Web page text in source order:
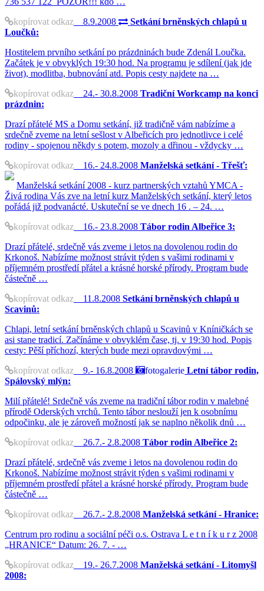
kopírovat odkaz 8.9.2008
Setkání brněnských chlapů u
Loučků:
Hostitelem prvního setkání po prázdninách bude Zdenál Loučka.
Začátek je v obvyklých 19:30 hod. Na programu je sdílení (jak jde
život), modlitba, bubnování atd. Popis cesty najdete na …
kopírovat odkaz 24.- 30.8.2008 Tradiční Workcamp na konci
prázdnin:
Drazí přátelé MS a Domu setkání, již tradičně vám nabízíme a
srdečně zveme na letní sešlost v Albeřicích pro jednotlivce i celé
rodiny - spojenou někdy s potem, mozoly a dřinou - vždycky …
kopírovat odkaz 16.- 24.8.2008 Manželská setkání - Třešť:
Manželská setkání 2008 - kurz partnerských vztahů YMCA -
Živá rodina Vás zve na letní kurz Manželských setkání, který letos
pořádá již podvanácté. Uskuteční se ve dnech 16 . – 24. …
kopírovat odkaz 16.- 23.8.2008 Tábor rodin Albeřice 3:
Drazí přátelé, srdečně vás zveme i letos na dovolenou rodin do
Krkonoš. Nabízíme možnost strávit týden s vašimi rodinami v
příjemném prostředí přátel a krásné horské přírody. Program bude
částečně …
kopírovat odkaz 11.8.2008 Setkání brněnských chlapů u
Scavinů:
Chlapi, letní setkání brněnských chlapů u Scavinů v Kníničkách se
asi stane tradicí. Začínáme v obvyklém čase, tj. v 19:30 hod. Popis
cesty: Pěší příchozí, kterých bude mezi opravdovými …
kopírovat odkaz 9.- 16.8.2008 fotogalerie Letní tábor rodin,
Spálovský mlýn:
Milí přátelé! Srdečně vás zveme na tradiční tábor rodin v malebné
přírodě Oderských vrchů. Tento tábor neslouží jen k osobnímu
odpočinku, ale je zároveň možností jak se naplno několik dnů …
kopírovat odkaz 26.7.- 2.8.2008 Tábor rodin Albeřice 2:
Drazí přátelé, srdečně vás zveme i letos na dovolenou rodin do
Krkonoš. Nabízíme možnost strávit týden s vašimi rodinami v
příjemném prostředí přátel a krásné horské přírody. Program bude
částečně …
kopírovat odkaz 26.7.- 2.8.2008 Manželská setkání - Hranice:
Centrum pro rodinu a sociální péči o.s. Ostrava L e t n í k u r z 2008
„HRANICE“ Datum: 26. 7. - …
kopírovat odkaz 19.- 26.7.2008 Manželská setkání - Litomyšl
2008: